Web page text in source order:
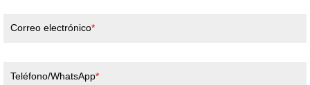
Correo electrónico
Teléfono/WhatsApp